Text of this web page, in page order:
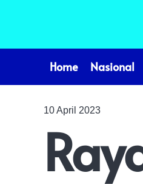
Home Nasional
10 April 2023